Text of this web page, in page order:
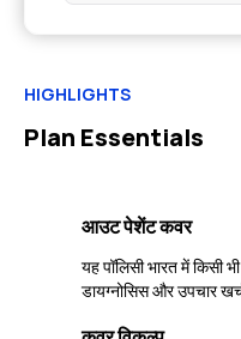
HIGHLIGHTS
Plan Essentials
आउट पेशेंट कवर
यह पॉलिसी भारत में किसी
डायग्नोसिस और उपचार